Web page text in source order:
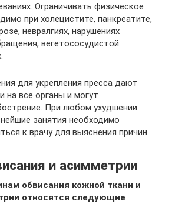
Ограничивать физическое
при холецистите, панкреатите,
невралгиях, нарушениях
вегетососудистой
для укрепления пресса дают
на все органы и могут
При любом ухудшении
занятия необходимо
к врачу для выяснения причин.
и асимметрии
обвисания кожной ткани и
относятся следующие